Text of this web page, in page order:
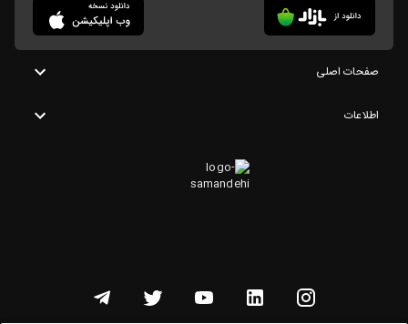
صفحات اصلی
اطلاعات